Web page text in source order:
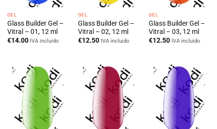
GEL
Glass Builder Gel –
Vitral – 01, 12 ml
€14.00 IVA incluido
GEL
Glass Builder Gel –
Vitral – 02, 12 ml
€12.50 IVA incluido
GEL
Glass Builder Gel –
Vitral – 03, 12 ml
€12.50 IVA incluido